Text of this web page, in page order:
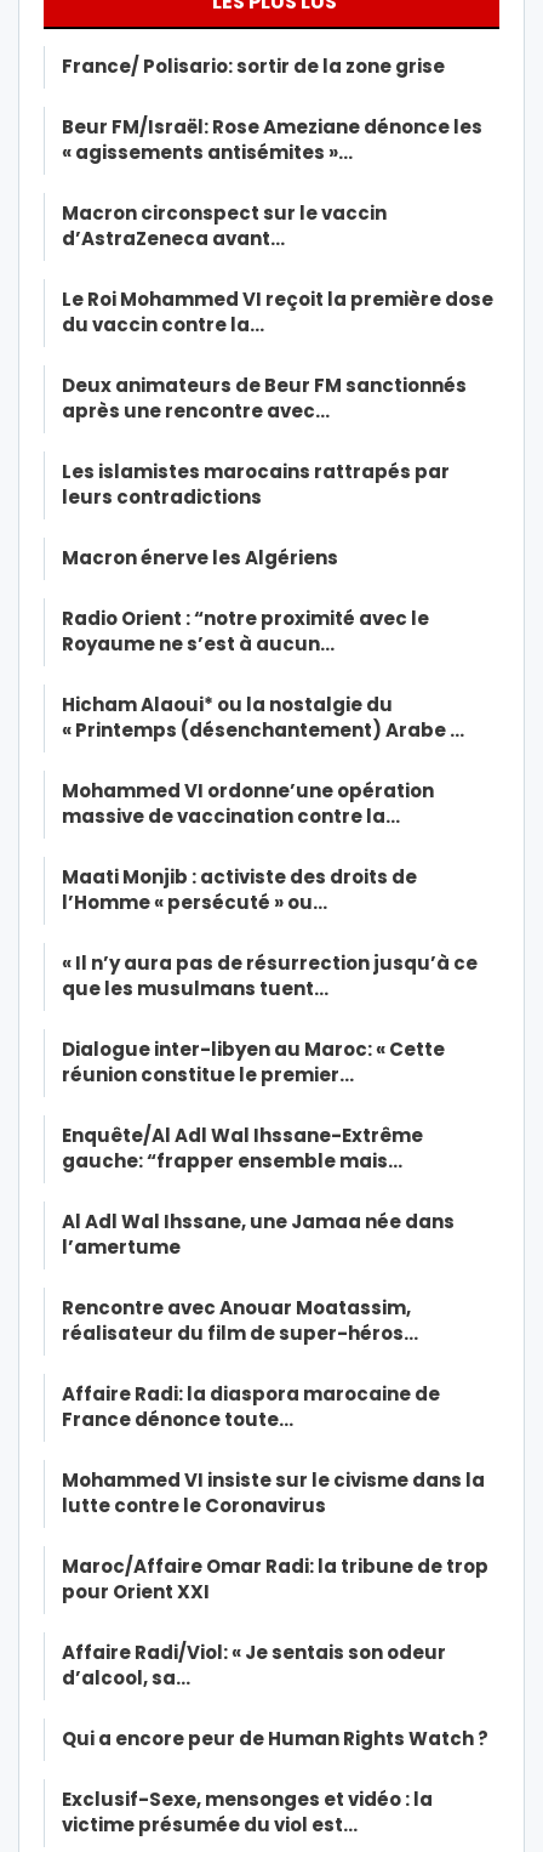
France/ Polisario: sortir de la zone grise
Beur FM/Israël: Rose Ameziane dénonce les
« agissements antisémites »…
Macron circonspect sur le vaccin
d’AstraZeneca avant…
Le Roi Mohammed VI reçoit la première dose
du vaccin contre la…
Deux animateurs de Beur FM sanctionnés
après une rencontre avec…
Les islamistes marocains rattrapés par
leurs contradictions
Macron énerve les Algériens
Radio Orient : “notre proximité avec le
Royaume ne s’est à aucun…
Hicham Alaoui* ou la nostalgie du
« Printemps (désenchantement) Arabe …
Mohammed VI ordonne’une opération
massive de vaccination contre la…
Maati Monjib : activiste des droits de
l’Homme « persécuté » ou…
« Il n’y aura pas de résurrection jusqu’à ce
que les musulmans tuent…
Dialogue inter-libyen au Maroc: « Cette
réunion constitue le premier…
Enquête/Al Adl Wal Ihssane-Extrême
gauche: “frapper ensemble mais…
Al Adl Wal Ihssane, une Jamaa née dans
l’amertume
Rencontre avec Anouar Moatassim,
réalisateur du film de super-héros…
Affaire Radi: la diaspora marocaine de
France dénonce toute…
Mohammed VI insiste sur le civisme dans la
lutte contre le Coronavirus
Maroc/Affaire Omar Radi: la tribune de trop
pour Orient XXI
Affaire Radi/Viol: « Je sentais son odeur
d’alcool, sa…
Qui a encore peur de Human Rights Watch ?
Exclusif-Sexe, mensonges et vidéo : la
victime présumée du viol est…